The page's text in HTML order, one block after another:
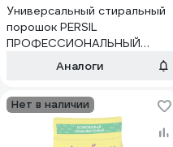
Универсальный стиральный
порошок PERSIL
ПРОФЕССИОНАЛЬНЫЙ
автомат 14кг ПЕРСИЛ
Аналоги
Нет в наличии